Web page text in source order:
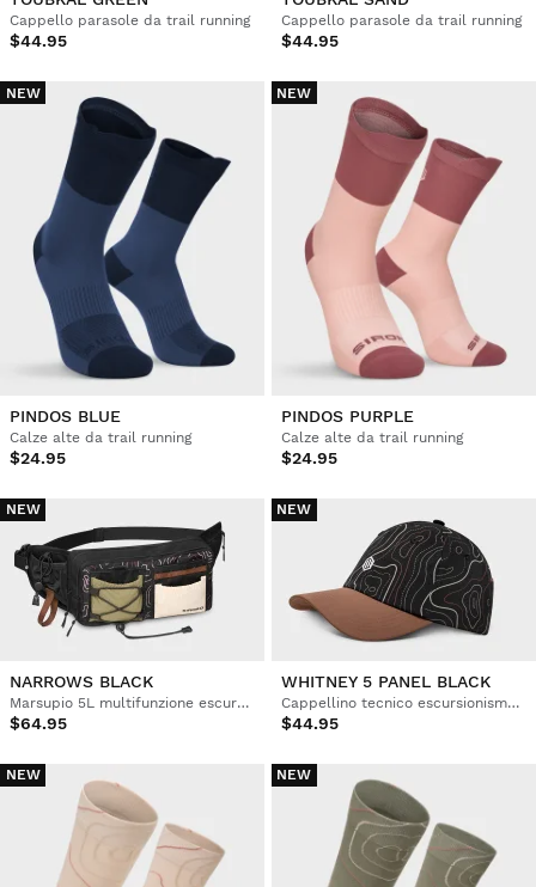
Cappello parasole da trail running
$44.95
Cappello parasole da trail running
$44.95
NEW
PINDOS BLUE
Calze alte da trail running
$24.95
NEW
PINDOS PURPLE
Calze alte da trail running
$24.95
NEW
NARROWS BLACK
Marsupio 5L multifunzione escursionismo
$64.95
NEW
WHITNEY 5 PANEL BLACK
Cappellino tecnico escursionismo tasche
$44.95
NEW NEW